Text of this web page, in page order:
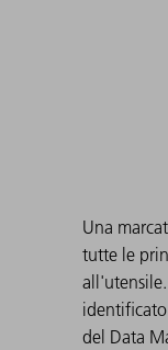
Una
tutte le
del Data